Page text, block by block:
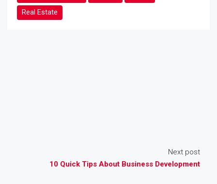
Real Estate
Next post
10 Quick Tips About Business Development